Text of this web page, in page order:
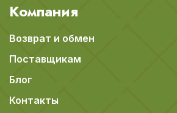
Компания
Возврат и обмен
Поставщикам
Блог
Контакты